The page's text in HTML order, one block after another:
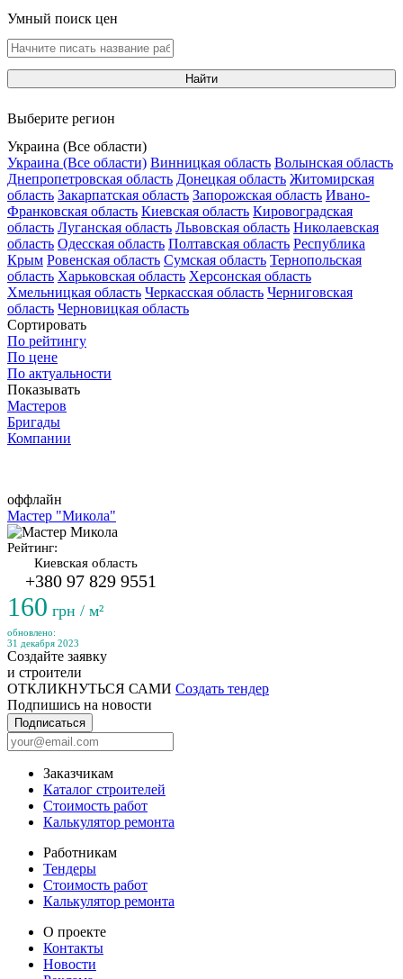
Умный поиск цен
Найти
Выберите регион
Украина (Все области)
Украина (Все области) Винницкая область Волынская область
Днепропетровская область Донецкая область Житомирская
область Закарпатская область Запорожская область Ивано-
Франковская область Киевская область Кировоградская
область Луганская область Львовская область Николаевская
область Одесская область Полтавская область Республика
Крым Ровенская область Сумская область Тернопольская
область Харьковская область Херсонская область
Хмельницкая область Черкасская область Черниговская
область Черновицкая область
Сортировать
По рейтингу
По цене
По актуальности
Показывать
Мастеров
Бригады
Компании
оффлайн
Мастер "Микола"
Рейтинг:
Киевская область
+380 97 829 9551
160 грн / м²
обновлено:
31 декабря 2023
Создайте заявку
и строители
ОТКЛИКНУТЬСЯ САМИ Создать тендер
Подпишись на новости
Подписаться
Заказчикам
Каталог строителей
Стоимость работ
Калькулятор ремонта
Работникам
Тендеры
Стоимость работ
Калькулятор ремонта
О проекте
Контакты
Новости